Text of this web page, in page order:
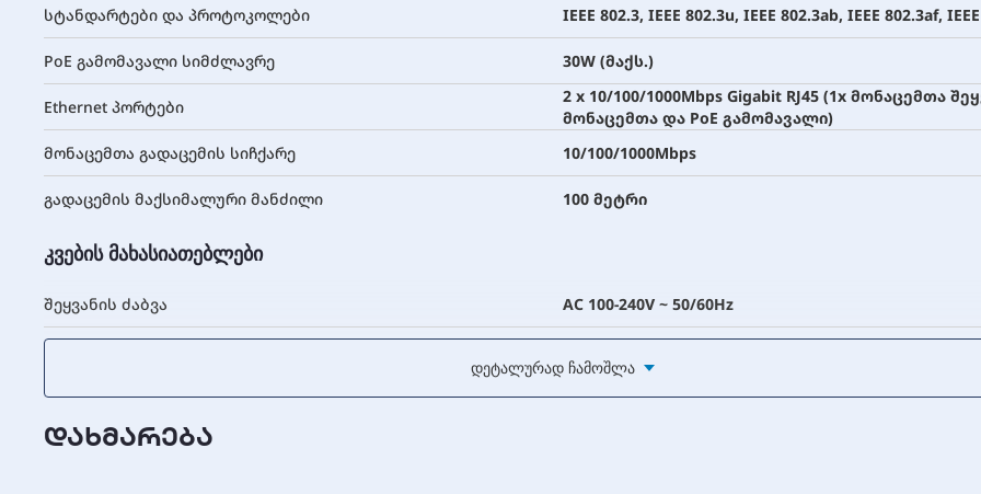
სტანდარტები და პროტოკოლები IEEE 802.3, IEEE 802.3u, IEEE 802.3ab, IEEE 802.3af,
PoE გამომავალი სიმძლავრე 30W (მაქს.)
Ethernet პორტები
2 x 10/100/1000Mbps Gigabit RJ45 (1x მონაცემთა
მონაცემთა და PoE გამომავალი)
მონაცემთა გადაცემის სიჩქარე
10/100/1000Mbps
გადაცემის მაქსიმალური მანძილი 100 მეტრი
კვების მახასიათებლები
შეყვანის ძაბვა AC 100-240V ~ 50/60Hz
ფიზიკური მახასიათებლები
Დეტალურად Ჩამოშლა
დახმარება